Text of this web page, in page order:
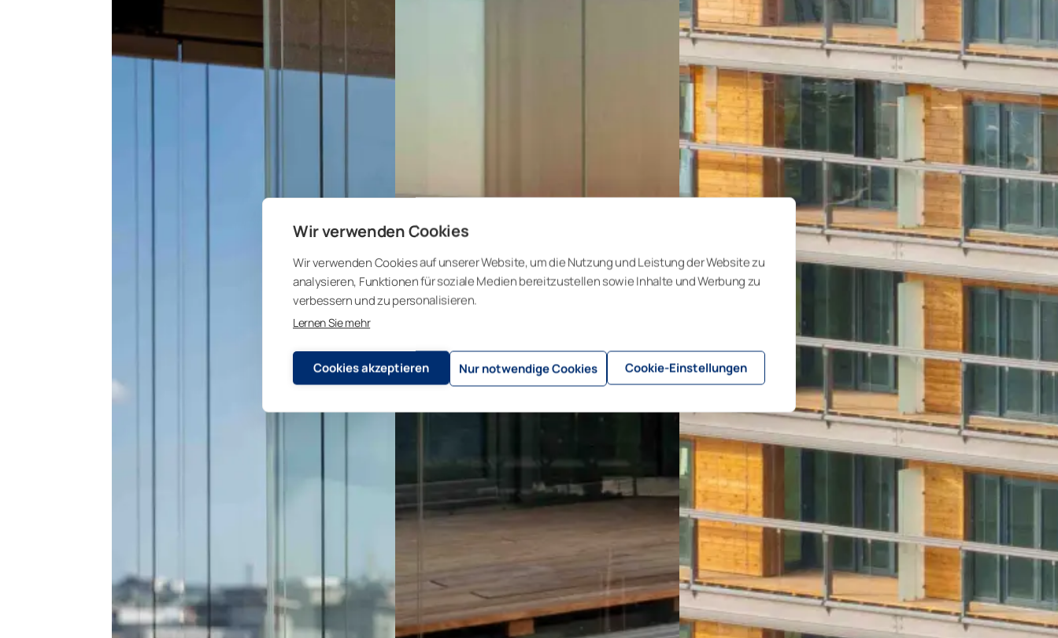
Wir verwenden Cookies
Wir verwenden Cookies auf unserer Website, um die Nutzung und Leistung der Website zu
analysieren, Funktionen für soziale Medien bereitzustellen sowie Inhalte und Werbung zu
verbessern und zu personalisieren.
Lernen Sie mehr
Cookies akzeptieren Nur notwendige Cookies Cookie-Einstellungen